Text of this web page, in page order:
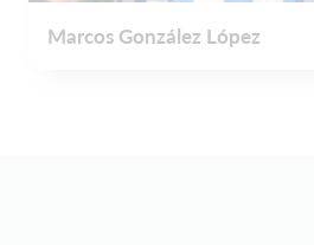
Marcos González López